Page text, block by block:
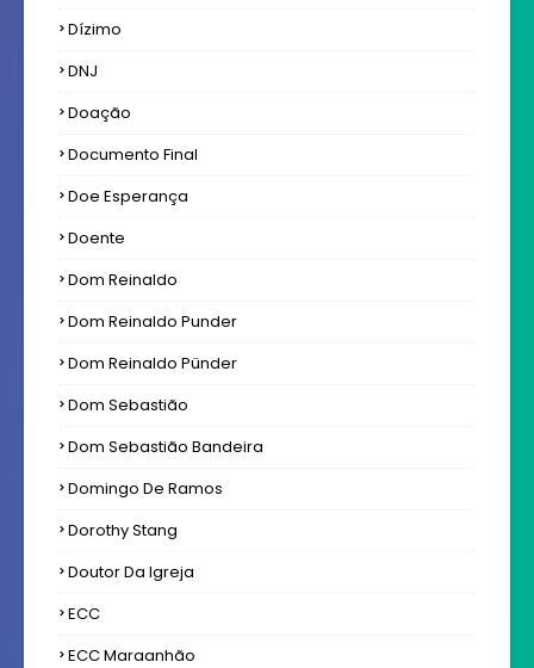
Dízimo
DNJ
Doação
Documento Final
Doe Esperança
Doente
Dom Reinaldo
Dom Reinaldo Punder
Dom Reinaldo Pünder
Dom Sebastião
Dom Sebastião Bandeira
Domingo De Ramos
Dorothy Stang
Doutor Da Igreja
ECC
ECC Maraanhão